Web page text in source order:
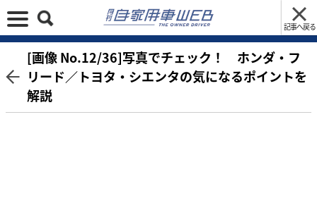
記事へ戻る
[画像 No.12/36]写真でチェック！ ホンダ・フ
リード／トヨタ・シエンタの気になるポイントを
解説